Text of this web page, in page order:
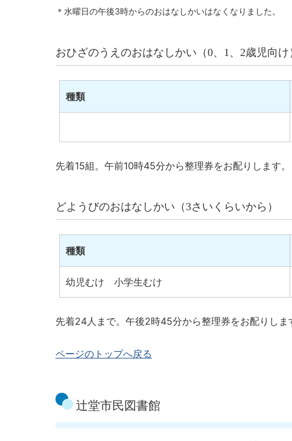
＊水曜日の午後3時からのおはなしかいはなくなりました。
おひざのうえのおはなしかい（0、1、2歳児向け
種類
先着15組。午前10時45分から整理券をお配りします。
どようびのおはなしかい（3さいくらいから）
種類
幼児むけ 小学生むけ
先着24人まで。午後2時45分から整理券をお配りしま
ページのトップへ戻る
辻堂市民図書館